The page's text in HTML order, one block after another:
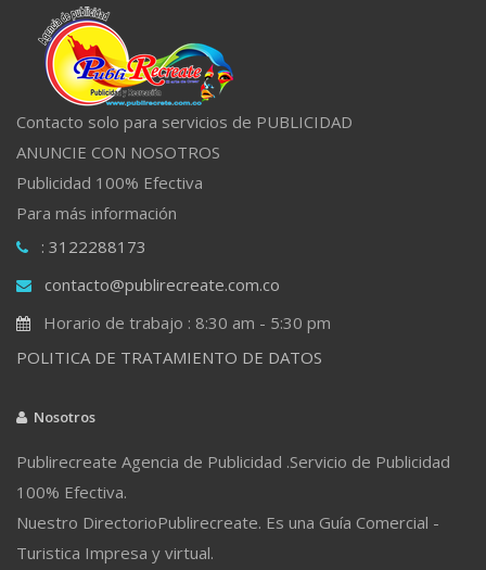
Contacto solo para servicios de PUBLICIDAD
ANUNCIE CON NOSOTROS
Publicidad 100% Efectiva
Para más información
: 3122288173
contacto@publirecreate.com.co
Horario de trabajo : 8:30 am - 5:30 pm
POLITICA DE TRATAMIENTO DE DATOS
Nosotros
Publirecreate Agencia de Publicidad .Servicio de Publicidad
100% Efectiva.
Nuestro DirectorioPublirecreate. Es una Guía Comercial -
Turistica Impresa y virtual.